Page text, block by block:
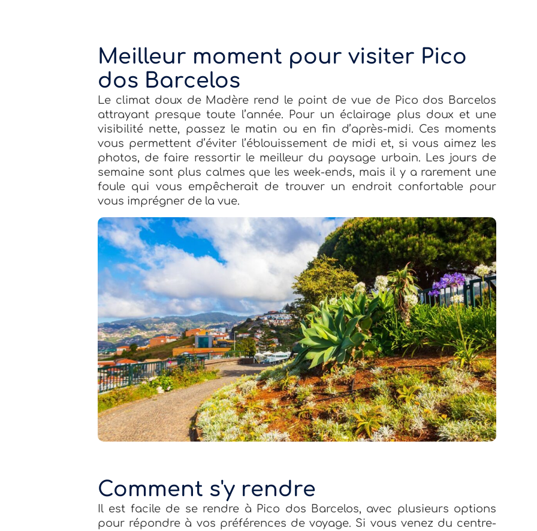
Meilleur moment pour visiter Pico
dos Barcelos
Le climat doux de Madère rend le point de vue de Pico dos Barcelos
attrayant presque toute l’année. Pour un éclairage plus doux et une
visibilité nette, passez le matin ou en fin d’après-midi. Ces moments
vous permettent d’éviter l’éblouissement de midi et, si vous aimez les
photos, de faire ressortir le meilleur du paysage urbain. Les jours de
semaine sont plus calmes que les week-ends, mais il y a rarement une
foule qui vous empêcherait de trouver un endroit confortable pour
vous imprégner de la vue.
Comment s'y rendre
Il est facile de se rendre à Pico dos Barcelos, avec plusieurs options
pour répondre à vos préférences de voyage. Si vous venez du centre-